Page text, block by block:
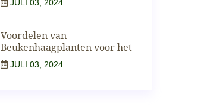
JULI 03, 2024
Voordelen van
Beukenhaagplanten voor het
JULI 03, 2024